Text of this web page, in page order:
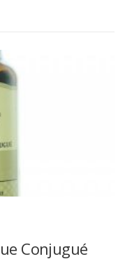
Conjugué